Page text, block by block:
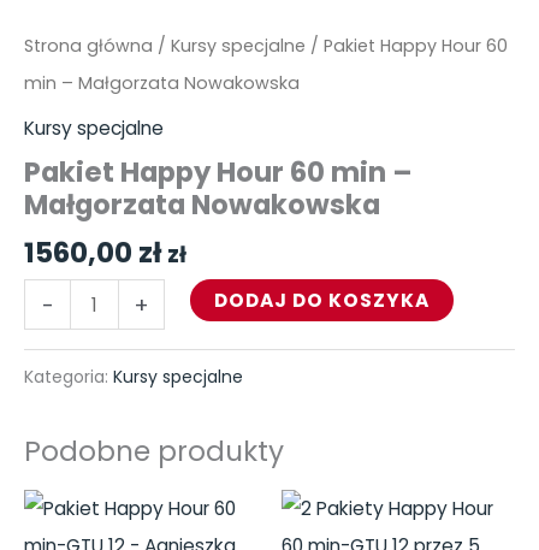
Strona główna / Kursy specjalne / Pakiet Happy Hour 60
min – Małgorzata Nowakowska
Kursy specjalne
Pakiet Happy Hour 60 min –
Małgorzata Nowakowska
1560,00 zł zł
-
Happy
Hour
60
min
-
Nowakowska
+ DODAJ DO KOSZYKA
Kategoria: Kursy specjalne
Podobne produkty